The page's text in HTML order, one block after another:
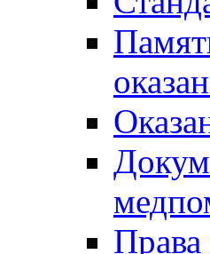
Права